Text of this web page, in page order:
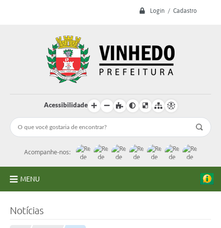
Login / Cadastro
Acessibilidade
Acompanhe-nos:
MENU
Notícias